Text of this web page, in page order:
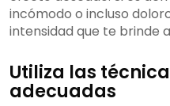
incómodo o incluso
intensidad que te brinde
Utiliza las
adecuadas